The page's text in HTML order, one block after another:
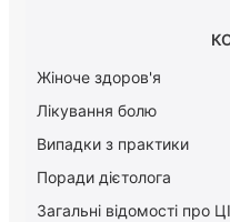
Жіноче здоров'я
Лікування болю
Випадки з практики
Поради дієтолога
Загальні відомості про